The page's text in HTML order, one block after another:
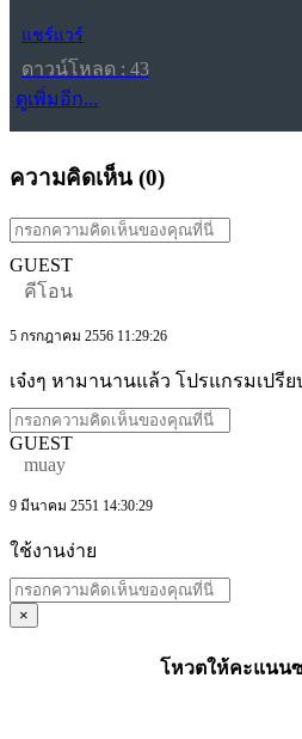
แชร์แวร์
ดาวน์โหลด : 43
ดูเพิ่มอีก...
ความคิดเห็น (0)
GUEST
คีโอน
5 กรกฎาคม 2556 11:29:26
เจ๋งๆ หามานานแล้ว โปรแกรมเปรี
GUEST
muay
9 มีนาคม 2551 14:30:29
ใช้งานง่าย
×
โหวตให้คะแนน